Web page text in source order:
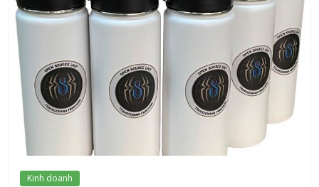
xứ
Thanh
Kinh doanh